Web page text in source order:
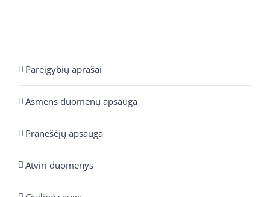
Pareigybių aprašai
Asmens duomenų apsauga
Pranešėjų apsauga
Atviri duomenys